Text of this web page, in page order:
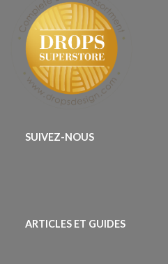
SUIVEZ-NOUS
ARTICLES ET GUIDES